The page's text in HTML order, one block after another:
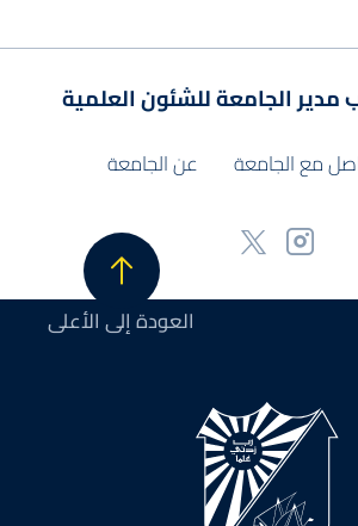
مدير الجامعة للشئون العلمية
مع الجامعة عن الجامعة
العودة إلى الأعلى